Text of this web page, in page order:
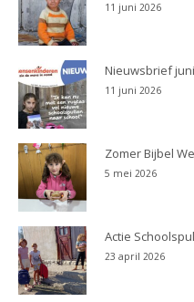
11 juni 2026
Nieuwsbrief
11 juni 2026
Zomer Bijbel
5 mei 2026
Actie
23 april 2026